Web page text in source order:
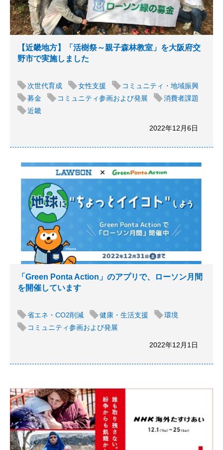
【近畿地方】「活樹祭～親子森林教室」を大阪府交
野市で実施しました
次世代育成 女性支援
コミュニティ・地域振興
募金
コミュニティ参画および発展
消費者課題
近畿
2022年12月6日
「Green Ponta Action」のアプリで、ローソン月間
を開催しています
省エネ・CO2削減 健康・生活支援
環境
コミュニティ参画および発展
2022年12月1日